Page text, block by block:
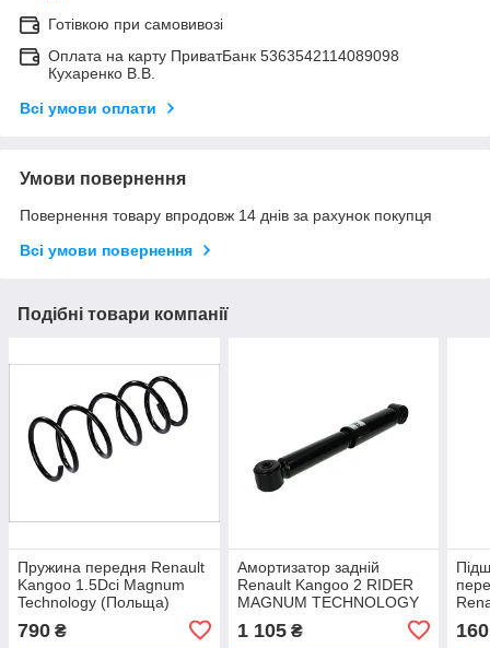
Готівкою при самовивозі
Оплата на карту ПриватБанк 5363542114089098
Кухаренко В.В.
Всі умови оплати
Умови повернення
Повернення товару впродовж 14 днів за рахунок покупця
Всі умови повернення
Подібні товари компанії
Пружина передня Renault
Kangoo 1.5Dci Magnum
Technology (Польща)
790 ₴
Амортизатор задній
Renault Kangoo 2 RIDER
MAGNUM TECHNOLOGY
1 105₴ 160